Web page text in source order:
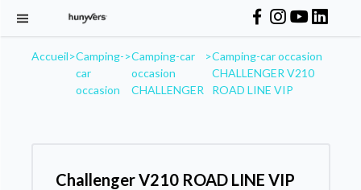
Accueil>Camping-
car
occasion
>Camping-car
occasion
CHALLENGER
>Camping-car occasion
CHALLENGER V210
ROAD LINE VIP
Challenger V210 ROAD LINE VIP